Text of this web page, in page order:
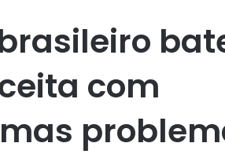
com